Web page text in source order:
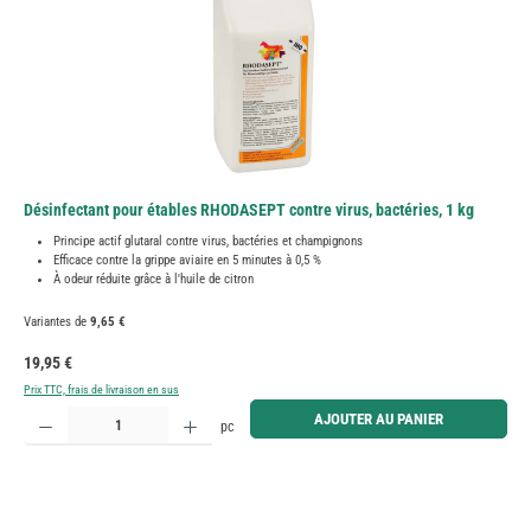
Désinfectant pour étables RHODASEPT contre virus, bactéries, 1 kg
Principe actif glutaral contre virus, bactéries et champignons
Efficace contre la grippe aviaire en 5 minutes à 0,5 %
À odeur réduite grâce à l'huile de citron
Variantes de 9,65 €
Prix régulier :
19,95 €
Prix TTC, frais de livraison en sus
Quantité de produit : Entrez la quantité souhaitée ou utilisez les boutons pour augmenter ou
pc AJOUTER AU PANIER